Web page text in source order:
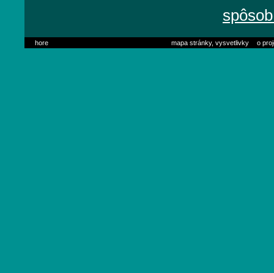
hore mapa stránky, vysvetlivky o